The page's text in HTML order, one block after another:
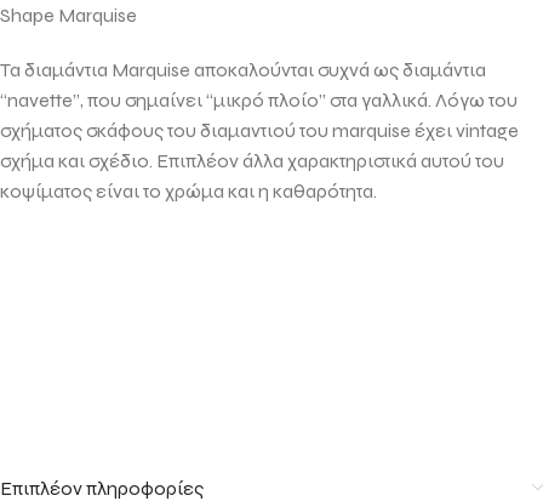
Shape Marquise
Τα διαμάντια Marquise αποκαλούνται συχνά ως διαμάντια
“navette”, που σημαίνει “μικρό πλοίο” στα γαλλικά. Λόγω του
σχήματος σκάφους του διαμαντιού του marquise έχει vintage
σχήμα και σχέδιο. Επιπλέον άλλα χαρακτηριστικά αυτού του
κοψίματος είναι το χρώμα και η καθαρότητα.
Επιπλέον πληροφορίες